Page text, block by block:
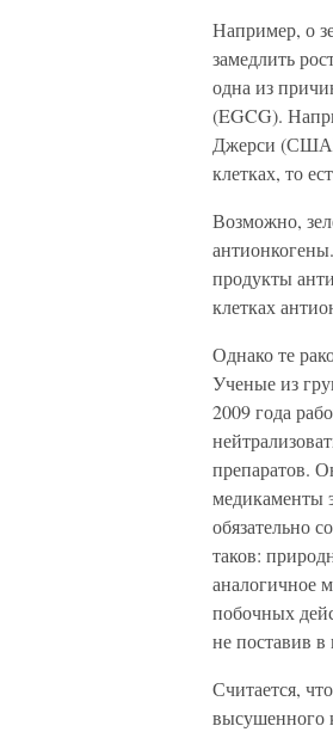
Например, о
замедлить
одна из
(EGCG).
Джерси (США)
клетках, то
Возможно,
продукты
клетках
Однако те
Ученые из
2009 года
препаратов.
медикаменты
обязательно
таков:
аналогичное
побочных
не поставив в
Считается,
высушенного